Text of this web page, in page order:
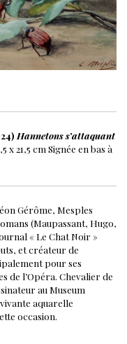
Hannetons s’attaquant
x 21,5 cm Signée en bas à
Gérôme, Mesples
(Maupassant, Hugo,
« Le Chat Noir »
et créateur de
pour ses
de l’Opéra. Chevalier de
au Museum
aquarelle
occasion.